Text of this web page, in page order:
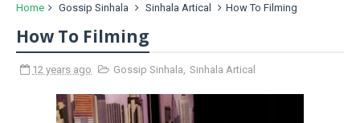
Home Gossip Sinhala Sinhala Artical How To Filming
How To Filming
12 years ago Gossip Sinhala Sinhala Artical